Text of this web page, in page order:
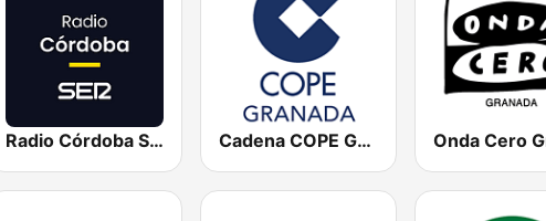
Radio Córdoba SER Cadena COPE Granada